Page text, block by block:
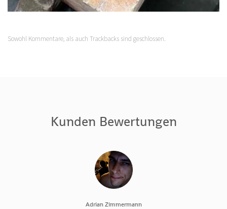
Sowohl Kommentare, als auch Trackbacks sind geschlossen.
Kunden Bewertungen
Adrian Zimmermann